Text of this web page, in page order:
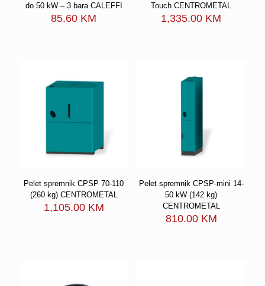
do 50 kW – 3 bara CALEFFI
85.60 KM
Touch CENTROMETAL
1,335.00 KM
Pelet spremnik CPSP 70-110
(260 kg) CENTROMETAL
1,105.00 KM
Pelet spremnik CPSP-mini 14-
50 kW (142 kg)
CENTROMETAL
810.00 KM